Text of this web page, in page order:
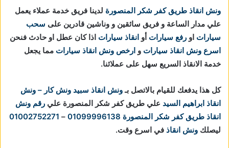
ونش انقاذ طريق كفر شكر المنصورة لدينا فريق خدمة عملاء يعمل
علي مدار الساعة و فريق سائقين و وناشين قادرين على سحب
سيارات او رفع سيارات أو انقاذ سيارات اذا كان عطل او حادث فنحن
اسرع ونش انقاذ سيارات و ارخص ونش انقاذ سيارات مما يجعل
خدمة الانقاذ السريع سهل على عملائنا.
كل هذا يدفعك للقيام بالاتصل بـونش انقاذ سبيد ونش كار – ونش
انقاذ ابراهيم السيد علي طريق كفر شكر المنصورة علي رقم ونش
انقاذ طريق كفر شكر المنصورة 01099996138
–
01002752271
ليصلك ونش انقاذ في اسرع وقت.